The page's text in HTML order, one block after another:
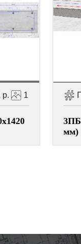
р. 1
3ПБ
мм)